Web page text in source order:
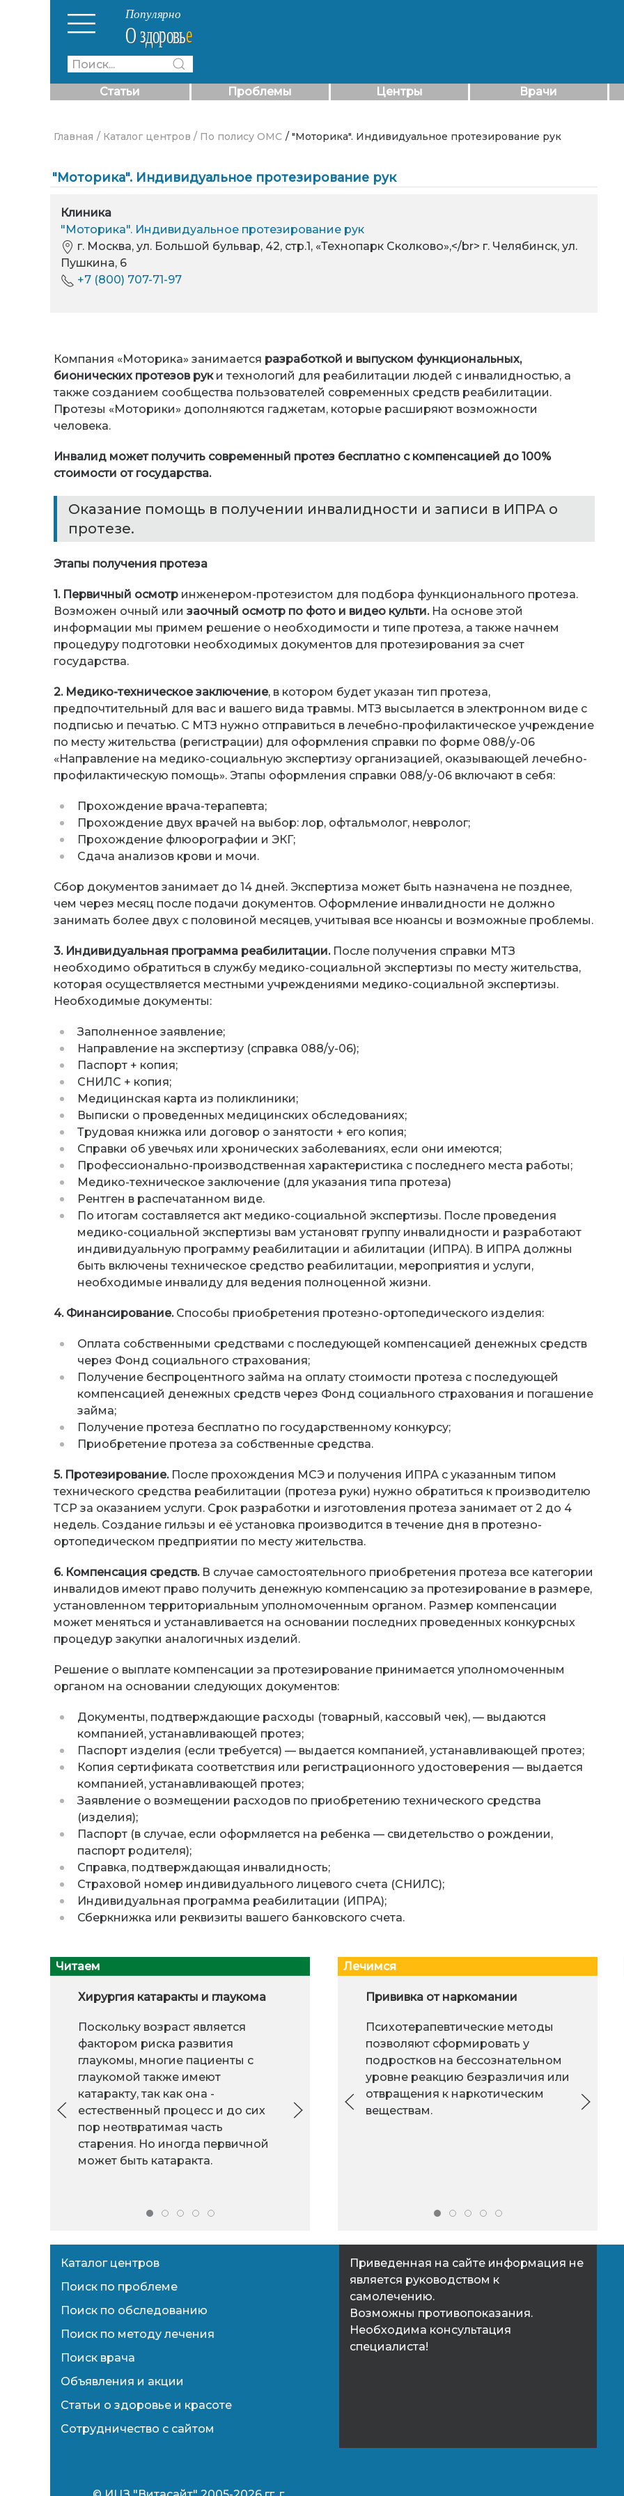
Статьи Проблемы Центры Врачи
Главная / Каталог центров / По полису ОМС / "Моторика". Индивидуальное протезирование рук
"Моторика". Индивидуальное протезирование рук
Клиника
"Моторика". Индивидуальное протезирование рук
г. Москва, ул. Большой бульвар, 42, стр.1, «Технопарк Сколково»,</br> г. Челябинск, ул.
Пушкина, 6
+7 (800) 707-71-97
Компания «Моторика» занимается разработкой и выпуском функциональных,
бионических протезов руки технологий для реабилитации людей с инвалидностью, а
также созданием сообщества пользователей современных средств реабилитации.
Протезы «Моторики» дополняются гаджетам, которые расширяют возможности
человека.
Инвалид может получить современный протез бесплатно с компенсацией до 100%
стоимости от государства.
Оказание помощь в получении инвалидности и записи в ИПРА о
протезе.
Этапы получения протеза
1. Первичный осмотринженером-протезистом для подбора функционального протеза.
Возможен очный или заочный осмотр по фото и видео культи.На основе этой
информации мы примем решение о необходимости и типе протеза, а также начнем
процедуру подготовки необходимых документов для протезирования за счет
государства.
2. Медико-техническое заключение, в котором будет указан тип протеза,
предпочтительный для вас и вашего вида травмы. МТЗ высылается в электронном виде с
подписью и печатью. С МТЗ нужно отправиться в лечебно-профилактическое учреждение
по месту жительства (регистрации) для оформления справки по форме 088/у-06
«Направление на медико-социальную экспертизу организацией, оказывающей лечебно-
профилактическую помощь». Этапы оформления справки 088/у-06 включают в себя:
Прохождение врача-терапевта;
Прохождение двух врачей на выбор: лор, офтальмолог, невролог;
Прохождение флюорографии и ЭКГ;
Сдача анализов крови и мочи.
Сбор документов занимает до 14 дней. Экспертиза может быть назначена не позднее,
чем через месяц после подачи документов. Оформление инвалидности не должно
занимать более двух с половиной месяцев, учитывая все нюансы и возможные проблемы.
3. Индивидуальная программа реабилитации. После получения справки МТЗ
необходимо обратиться в службу медико-социальной экспертизы по месту жительства,
которая осуществляется местными учреждениями медико-социальной экспертизы.
Необходимые документы:
Заполненное заявление;
Направление на экспертизу (справка 088/у-06);
Паспорт + копия;
СНИЛС + копия;
Медицинская карта из поликлиники;
Выписки о проведенных медицинских обследованиях;
Трудовая книжка или договор о занятости + его копия;
Справки об увечьях или хронических заболеваниях, если они имеются;
Профессионально-производственная характеристика с последнего места работы;
Медико-техническое заключение (для указания типа протеза)
Рентген в распечатанном виде.
По итогам составляется акт медико-социальной экспертизы. После проведения
медико-социальной экспертизы вам установят группу инвалидности и разработают
индивидуальную программу реабилитации и абилитации (ИПРА). В ИПРА должны
быть включены техническое средство реабилитации, мероприятия и услуги,
необходимые инвалиду для ведения полноценной жизни.
4. Финансирование. Способы приобретения протезно-ортопедического изделия:
Оплата собственными средствами с последующей компенсацией денежных средств
через Фонд социального страхования;
Получение беспроцентного займа на оплату стоимости протеза с последующей
компенсацией денежных средств через Фонд социального страхования и погашение
займа;
Получение протеза бесплатно по государственному конкурсу;
Приобретение протеза за собственные средства.
5. Протезирование. После прохождения МСЭ и получения ИПРА с указанным типом
технического средства реабилитации (протеза руки) нужно обратиться к производителю
ТСР за оказанием услуги. Срок разработки и изготовления протеза занимает от 2 до 4
недель. Создание гильзы и её установка производится в течение дня в протезно-
ортопедическом предприятии по месту жительства.
6. Компенсация средств. В случае самостоятельного приобретения протеза все категории
инвалидов имеют право получить денежную компенсацию за протезирование в размере,
установленном территориальным уполномоченным органом. Размер компенсации
может меняться и устанавливается на основании последних проведенных конкурсных
процедур закупки аналогичных изделий.
Решение о выплате компенсации за протезирование принимается уполномоченным
органом на основании следующих документов:
Документы, подтверждающие расходы (товарный, кассовый чек), — выдаются
компанией, устанавливающей протез;
Паспорт изделия (если требуется) — выдается компанией, устанавливающей протез;
Копия сертификата соответствия или регистрационного удостоверения — выдается
компанией, устанавливающей протез;
Заявление о возмещении расходов по приобретению технического средства
(изделия);
Паспорт (в случае, если оформляется на ребенка — свидетельство о рождении,
паспорт родителя);
Справка, подтверждающая инвалидность;
Страховой номер индивидуального лицевого счета (СНИЛС);
Индивидуальная программа реабилитации (ИПРА);
Сберкнижка или реквизиты вашего банковского счета.
Читаем
Хирургия катаракты и глаукома
Поскольку возраст является
фактором риска развития
глаукомы, многие пациенты с
глаукомой также имеют
катаракту, так как она -
естественный процесс и до сих
пор неотвратимая часть
старения. Но иногда первичной
может быть катаракта.
Аутоантитела к различным
железы
При заболеваниях щитовидной
железы аутоиммунного генеза
ведущая роль в патологическом
процессе принадлежит
Лечимся
Прививка от наркомании
Психотерапевтические методы
позволяют сформировать у
подростков на бессознательном
уровне реакцию безразличия или
отвращения к наркотическим
веществам.
Каталог центров
Поиск по проблеме
Поиск по обследованию
Поиск по методу лечения
Поиск врача
Объявления и акции
Статьи о здоровье и красоте
Сотрудничество с сайтом
Приведенная на сайте информация не
является руководством к
самолечению.
Возможны противопоказания.
Необходима консультация
специалиста!